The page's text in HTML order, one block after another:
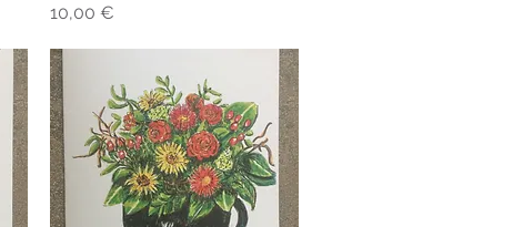
Preis
10,00 €